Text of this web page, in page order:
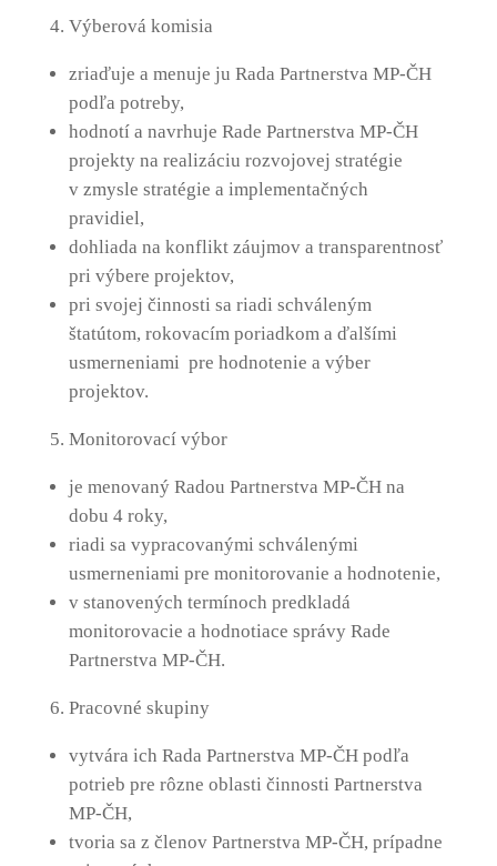
Výberová komisia
zriaďuje a menuje ju Rada Partnerstva MP-ČH
podľa potreby,
hodnotí a navrhuje Rade Partnerstva MP-ČH
projekty na realizáciu rozvojovej stratégie
v zmysle stratégie a implementačných
pravidiel,
dohliada na konflikt záujmov a transparentnosť
pri výbere projektov,
pri svojej činnosti sa riadi schváleným
štatútom, rokovacím poriadkom a ďalšími
usmerneniami pre hodnotenie a výber
projektov.
Monitorovací výbor
je menovaný Radou Partnerstva MP-ČH na
dobu 4 roky,
riadi sa vypracovanými schválenými
usmerneniami pre monitorovanie a hodnotenie,
v stanovených termínoch predkladá
monitorovacie a hodnotiace správy Rade
Partnerstva MP-ČH.
Pracovné skupiny
vytvára ich Rada Partnerstva MP-ČH podľa
potrieb pre rôzne oblasti činnosti Partnerstva
MP-ČH,
tvoria sa z členov Partnerstva MP-ČH, prípadne